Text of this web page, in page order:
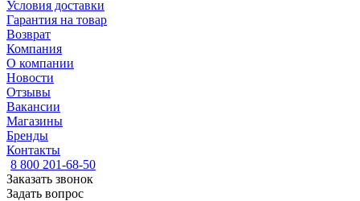
Условия доставки
Гарантия на товар
Возврат
Компания
О компании
Новости
Отзывы
Вакансии
Магазины
Бренды
Контакты
8 800 201-68-50
Заказать звонок
Задать вопрос